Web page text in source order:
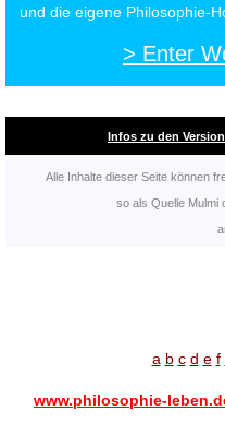
und die eigene Philosophie-
> Enter
Infos zu den
Alle Inhalte dieser Seite können
so als Quelle Mulmi
a b c d e f
www.philosophie-